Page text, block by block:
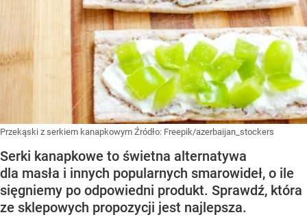
Przekąski z serkiem kanapkowym Źródło: Freepik/azerbaijan_stockers
Serki kanapkowe to świetna alternatywa
dla masła i innych popularnych smarowideł, o ile
sięgniemy po odpowiedni produkt. Sprawdź, która
ze sklepowych propozycji jest najlepsza.